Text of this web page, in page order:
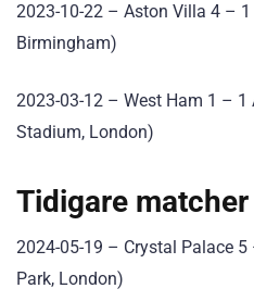
2023-10-22 – Aston Villa 4 – 1
Birmingham)
2023-03-12 – West Ham 1 – 1
Stadium, London)
Tidigare
2024-05-19 – Crystal Palace
Park, London)